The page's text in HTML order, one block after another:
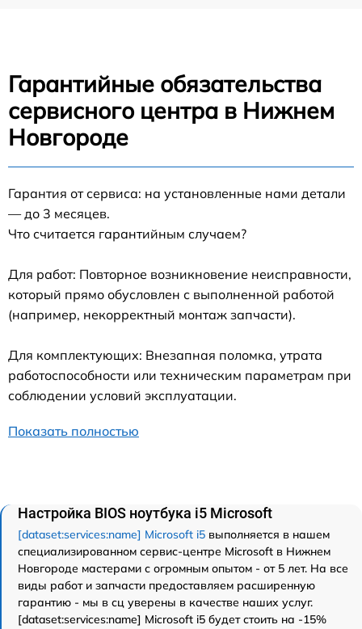
Гарантийные обязательства
сервисного центра в Нижнем
Новгороде
Гарантия от сервиса: на установленные нами детали
— до 3 месяцев.
Что считается гарантийным случаем?
Для работ: Повторное возникновение неисправности,
который прямо обусловлен с выполненной работой
(например, некорректный монтаж запчасти).
Для комплектующих: Внезапная поломка, утрата
работоспособности или техническим параметрам при
соблюдении условий эксплуатации.
Показать полностью
Настройка BIOS ноутбука i5 Microsoft
[dataset:services:name] Microsoft i5 выполняется в нашем
специализированном сервис-центре Microsoft в Нижнем
Новгороде мастерами с огромным опытом - от 5 лет. На все
виды работ и запчасти предоставляем расширенную
гарантию - мы в сц уверены в качестве наших услуг.
[dataset:services:name] Microsoft i5 будет стоить на -15%